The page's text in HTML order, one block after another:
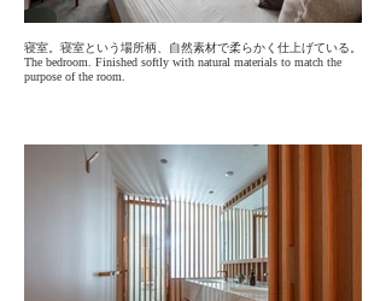
寝室。寝室という場所柄、自然素材で柔らかく仕上げている。
The bedroom. Finished softly with natural materials to match the
purpose of the room.